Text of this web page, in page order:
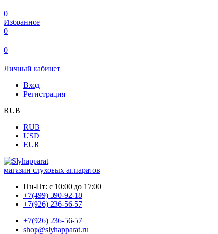
0
Избранное
0
0
Личный кабинет
Вход
Регистрация
RUB
RUB
USD
EUR
магазин слуховых аппаратов
Пн-Пт: с 10:00 до 17:00
+7(499) 390-92-18
+7(926) 236-56-57
+7(926) 236-56-57
shop@slyhapparat.ru